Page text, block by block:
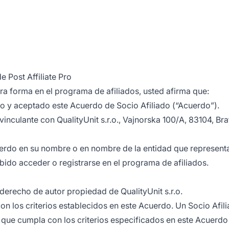
Post Affiliate Pro
forma en el programa de afiliados, usted afirma que:
y aceptado este Acuerdo de Socio Afiliado (“Acuerdo”).
con QualityUnit s.r.o., Vajnorska 100/A, 83104,
en su nombre o en nombre de la entidad que
acceder o registrarse en el programa de afiliados.
de autor propiedad de QualityUnit s.r.o.
los criterios establecidos en este Acuerdo. Un Socio
cumpla con los criterios especificados en este